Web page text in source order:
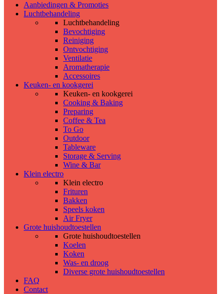
Aanbiedingen & Promoties
Luchtbehandeling
Luchtbehandeling
Bevochtiging
Reiniging
Ontvochtiging
Ventilatie
Aromatherapie
Accessoires
Keuken- en kookgerei
Keuken- en kookgerei
Cooking & Baking
Preparing
Coffee & Tea
To Go
Outdoor
Tableware
Storage & Serving
Wine & Bar
Klein electro
Klein electro
Frituren
Bakken
Speels koken
Air Fryer
Grote huishoudtoestellen
Grote huishoudtoestellen
Koelen
Koken
Was- en droog
Diverse grote huishoudtoestellen
FAQ
Contact